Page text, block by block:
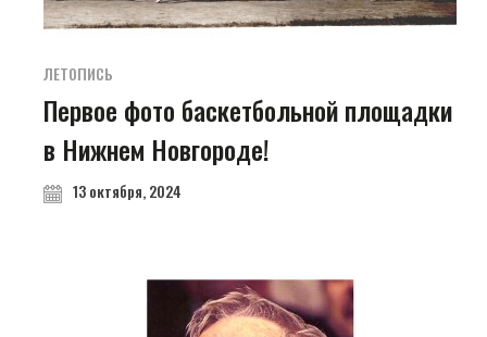
ЛЕТОПИСЬ
Первое фото баскетбольной площадки
в Нижнем Новгороде!
13 октября, 2024